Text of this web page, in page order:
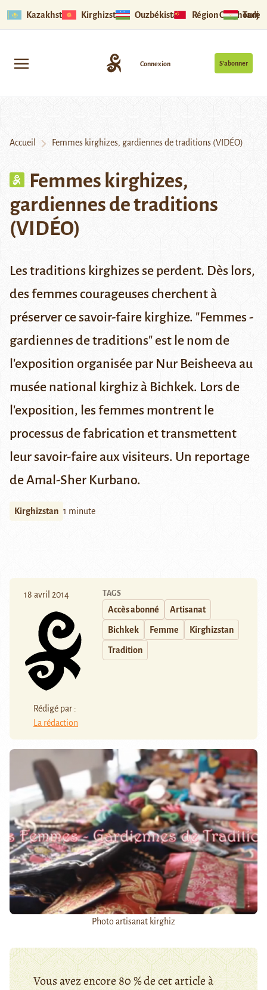
Kazakhstan Kirghizstan Ouzbékistan Région Ouïghoure
S’abonner
Connexion
Accueil Femmes kirghizes, gardiennes de traditions (VIDÉO)
Femmes kirghizes,
gardiennes de traditions
(VIDÉO)
Les traditions kirghizes se perdent. Dès lors,
des femmes courageuses cherchent à
préserver ce savoir-faire kirghize. "Femmes -
gardiennes de traditions" est le nom de
l'exposition organisée par Nur Beisheeva au
musée national kirghiz à Bichkek. Lors de
l'exposition, les femmes montrent le
processus de fabrication et transmettent
leur savoir-faire aux visiteurs. Un reportage
deAmal-Sher Kurbano.
Kirghizstan 1 minute
18 avril 2014
Rédigé par :
La rédaction
TAGS
Accès abonné Artisanat
Bichkek Femme Kirghizstan
Tradition
Photo artisanat kirghiz
Vous avez encore 80 % de cet article à